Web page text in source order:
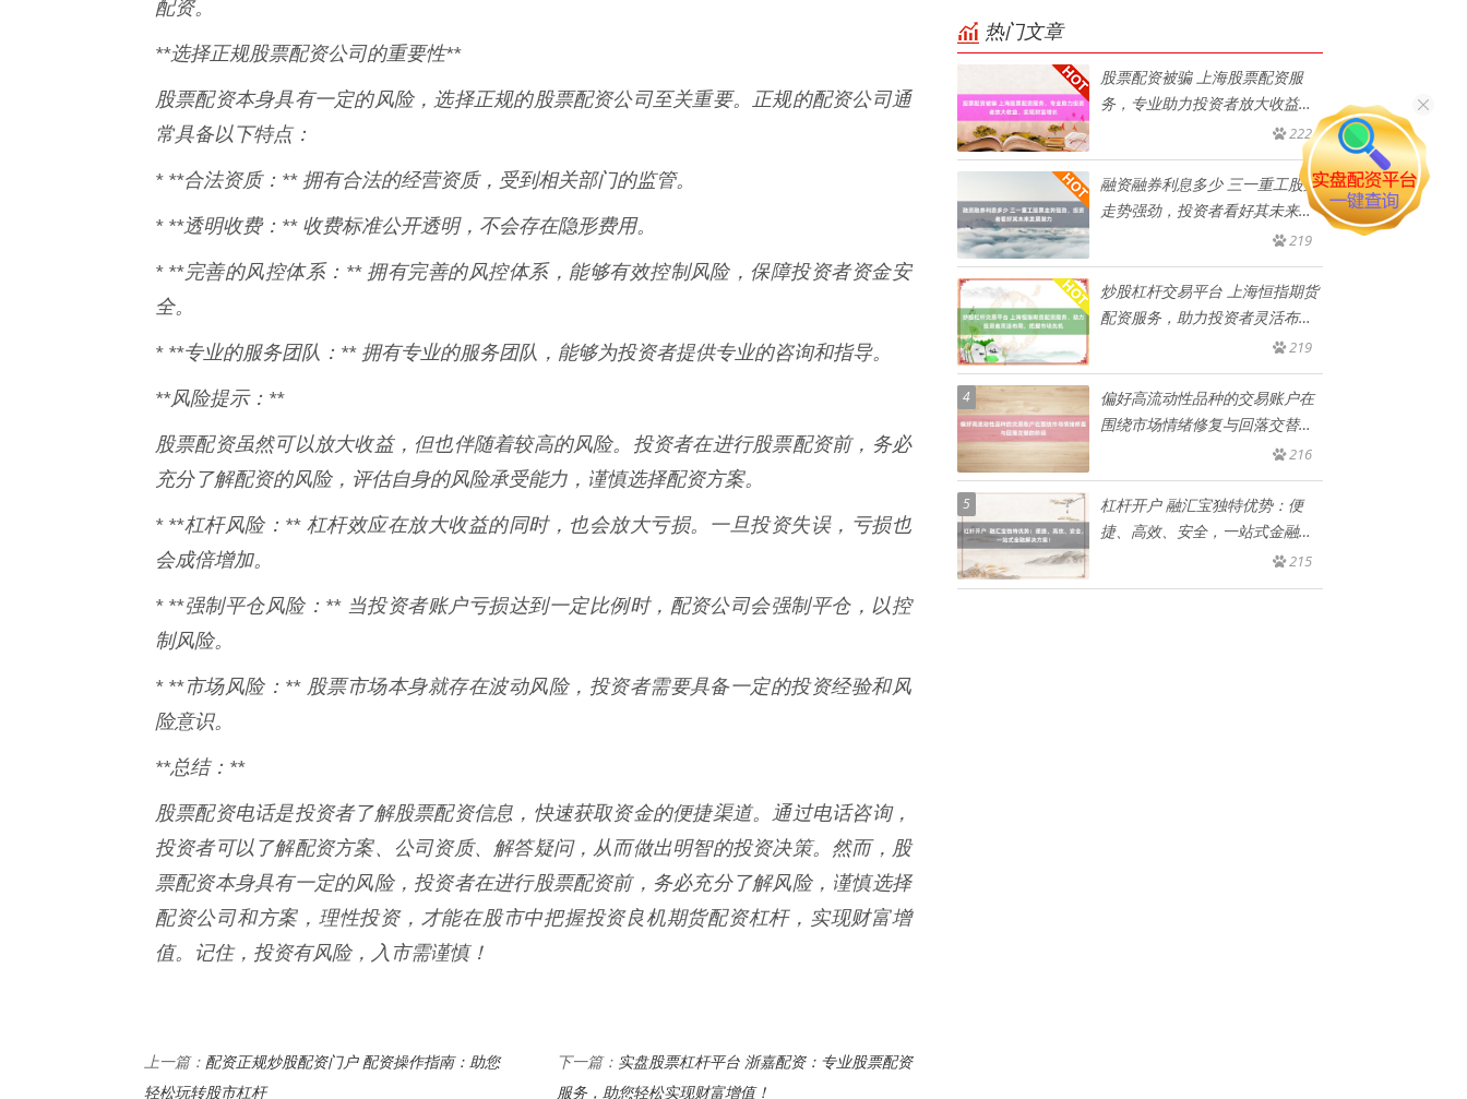
配资。
**选择正规股票配资公司的重要性**
股票配资本身具有一定的风险，选择正规的股票配资公司至关重要。正规的配资公司通
常具备以下特点：
* **合法资质：** 拥有合法的经营资质，受到相关部门的监管。
* **透明收费：** 收费标准公开透明，不会存在隐形费用。
* **完善的风控体系：** 拥有完善的风控体系，能够有效控制风险，保障投资者资金安
全。
* **专业的服务团队：** 拥有专业的服务团队，能够为投资者提供专业的咨询和指导。
**风险提示：**
股票配资虽然可以放大收益，但也伴随着较高的风险。投资者在进行股票配资前，务必
充分了解配资的风险，评估自身的风险承受能力，谨慎选择配资方案。
* **杠杆风险：** 杠杆效应在放大收益的同时，也会放大亏损。一旦投资失误，亏损也
会成倍增加。
* **强制平仓风险：** 当投资者账户亏损达到一定比例时，配资公司会强制平仓，以控
制风险。
* **市场风险：** 股票市场本身就存在波动风险，投资者需要具备一定的投资经验和风
险意识。
**总结：**
股票配资电话是投资者了解股票配资信息，快速获取资金的便捷渠道。通过电话咨询，
投资者可以了解配资方案、公司资质、解答疑问，从而做出明智的投资决策。然而，股
票配资本身具有一定的风险，投资者在进行股票配资前，务必充分了解风险，谨慎选择
配资公司和方案，理性投资，才能在股市中把握投资良机期货配资杠杆，实现财富增
值。记住，投资有风险，入市需谨慎！
上一篇： 配资正规炒股配资门户 配资操作指南：助您
轻松玩转股市杠杆
下一篇： 实盘股票杠杆平台 浙嘉配资：专业股票配资
服务，助您轻松实现财富增值！
热门文章
股票配资被骗 上海股票配资服
务，专业助力投资者放大收益、
222
融资融券利息多少 三一重工股票
走势强劲，投资者看好其未来发
219
炒股杠杆交易平台 上海恒指期货
配资服务，助力投资者灵活布
219
4
偏好高流动性品种的交易账户在
围绕市场情绪修复与回落交替的
216
5
杠杆开户 融汇宝独特优势：便
捷、高效、安全，一站式金融解
215